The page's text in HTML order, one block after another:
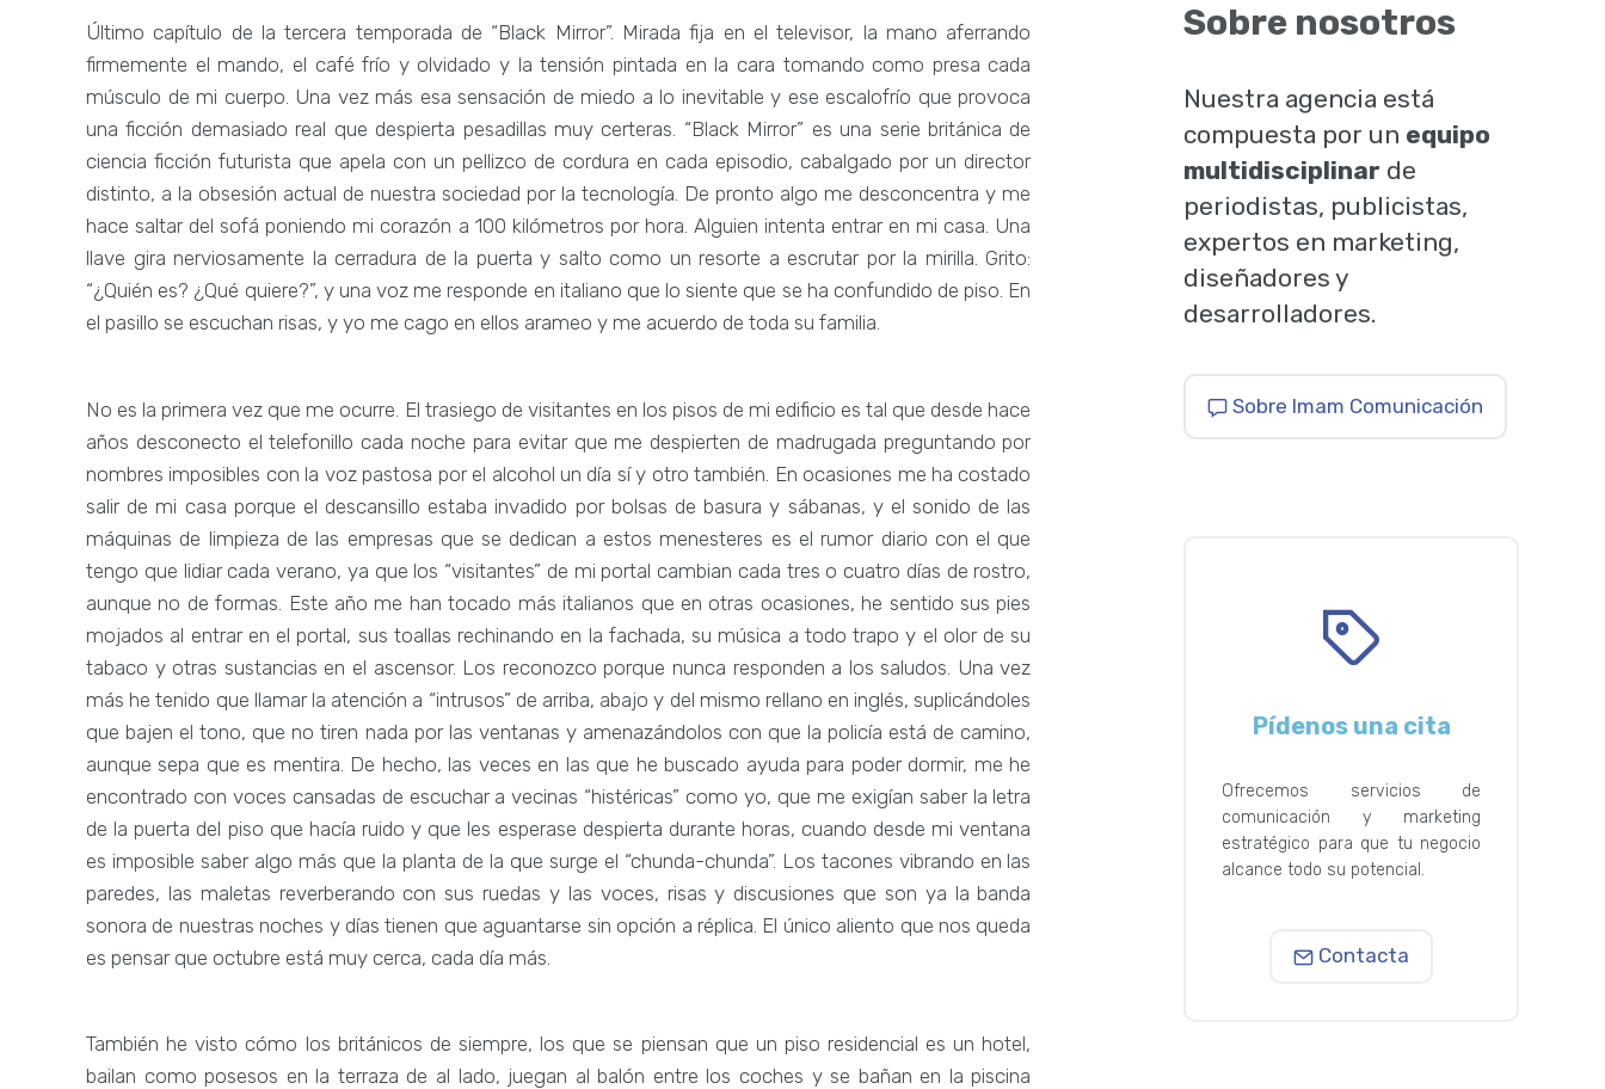
Último capítulo de la tercera temporada de “Black Mirror”. Mirada fija en el televisor, la mano aferrando
firmemente el mando, el café frío y olvidado y la tensión pintada en la cara tomando como presa cada
músculo de mi cuerpo. Una vez más esa sensación de miedo a lo inevitable y ese escalofrío que provoca
una ficción demasiado real que despierta pesadillas muy certeras. “Black Mirror” es una serie británica de
ciencia ficción futurista que apela con un pellizco de cordura en cada episodio, cabalgado por un director
distinto, a la obsesión actual de nuestra sociedad por la tecnología. De pronto algo me desconcentra y me
hace saltar del sofá poniendo mi corazón a 100 kilómetros por hora. Alguien intenta entrar en mi casa. Una
llave gira nerviosamente la cerradura de la puerta y salto como un resorte a escrutar por la mirilla. Grito:
“¿Quién es? ¿Qué quiere?”, y una voz me responde en italiano que lo siente que se ha confundido de piso. En
el pasillo se escuchan risas, y yo me cago en ellos arameo y me acuerdo de toda su familia.
No es la primera vez que me ocurre. El trasiego de visitantes en los pisos de mi edificio es tal que desde hace
años desconecto el telefonillo cada noche para evitar que me despierten de madrugada preguntando por
nombres imposibles con la voz pastosa por el alcohol un día sí y otro también. En ocasiones me ha costado
salir de mi casa porque el descansillo estaba invadido por bolsas de basura y sábanas, y el sonido de las
máquinas de limpieza de las empresas que se dedican a estos menesteres es el rumor diario con el que
tengo que lidiar cada verano, ya que los “visitantes” de mi portal cambian cada tres o cuatro días de rostro,
aunque no de formas. Este año me han tocado más italianos que en otras ocasiones, he sentido sus pies
mojados al entrar en el portal, sus toallas rechinando en la fachada, su música a todo trapo y el olor de su
tabaco y otras sustancias en el ascensor. Los reconozco porque nunca responden a los saludos. Una vez
más he tenido que llamar la atención a “intrusos” de arriba, abajo y del mismo rellano en inglés, suplicándoles
que bajen el tono, que no tiren nada por las ventanas y amenazándolos con que la policía está de camino,
aunque sepa que es mentira. De hecho, las veces en las que he buscado ayuda para poder dormir, me he
encontrado con voces cansadas de escuchar a vecinas “histéricas” como yo, que me exigían saber la letra
de la puerta del piso que hacía ruido y que les esperase despierta durante horas, cuando desde mi ventana
es imposible saber algo más que la planta de la que surge el “chunda-chunda”. Los tacones vibrando en las
paredes, las maletas reverberando con sus ruedas y las voces, risas y discusiones que son ya la banda
sonora de nuestras noches y días tienen que aguantarse sin opción a réplica. El único aliento que nos queda
es pensar que octubre está muy cerca, cada día más.
También he visto cómo los británicos de siempre, los que se piensan que un piso residencial es un hotel,
bailan como posesos en la terraza de al lado, juegan al balón entre los coches y se bañan en la piscina
Sobre nosotros
Nuestra agencia está
compuesta por un equipo
multidisciplinar de
periodistas, publicistas,
expertos en marketing,
diseñadores y
desarrolladores.
Sobre Imam Comunicación
Pídenos una cita
Ofrecemos servicios de
comunicación y marketing
estratégico para que tu negocio
alcance todo su potencial.
Contacta